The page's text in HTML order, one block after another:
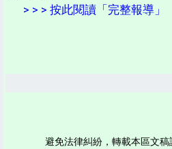
> > > 按此閱讀「完整報導」
避免法律糾紛，轉載本區文稿